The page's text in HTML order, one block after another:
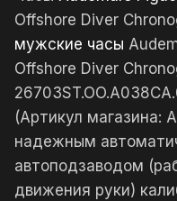
Offshore Diver
мужские часы
Offshore Diver
(Артикул магазина:
надежным
автоподзаводом
движения руки)